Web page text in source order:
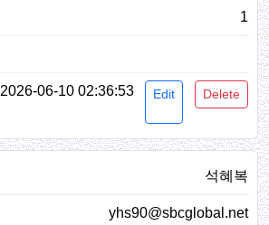
1
2026-06-10 02:36:53 Edit Delete
석혜복
yhs90@sbcglobal.net